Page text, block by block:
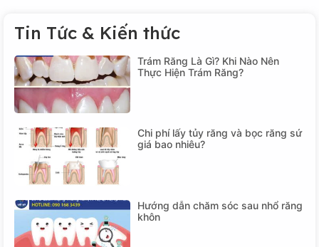
Tin Tức & Kiến thức
Trám Răng Là Gì? Khi Nào Nên
Thực Hiện Trám Răng?
Chi phí lấy tủy răng và bọc răng sứ
giá bao nhiêu?
Hướng dẫn chăm sóc sau nhổ răng
khôn